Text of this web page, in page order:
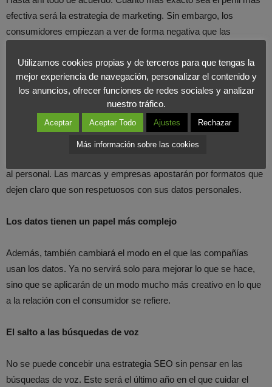
efectiva será la estrategia de marketing. Sin embargo, los
consumidores empiezan a ver de forma negativa que las
Vemos de forma inquietante como aparecen cosas en nuestro
móvil tras haber visto una determina web, producto, servicio…
Algunos aseguran recibir impactos publicitarios en redes sociales
tras haber mantenido una conversación con un familiar o un
amigo. Puede que se siga necesitando la personalización, pero
al personal. Las marcas y empresas apostarán por formatos que
dejen claro que son respetuosos con sus datos personales.
Los datos tienen un papel más complejo
Además, también cambiará el modo en el que las compañías
usan los datos. Ya no servirá solo para mejorar lo que se hace,
sino que se aplicarán de un modo mucho más creativo en lo que
a la relación con el consumidor se refiere.
El salto a las búsquedas de voz
No se puede concebir una estrategia SEO sin pensar en las
búsquedas de voz. Este será el último año en el que cuidar el
Utilizamos cookies propias y de terceros para que tengas la
mejor experiencia de navegación, personalizar el contenido y
los anuncios, ofrecer funciones de redes sociales y analizar
nuestro tráfico.
Aceptar Aceptar Todo Ajustes Rechazar
Más información sobre las cookies